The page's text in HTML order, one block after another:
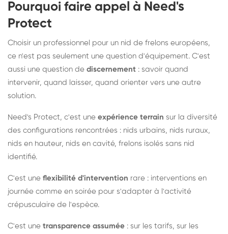
Pourquoi faire appel à Need's
Protect
Choisir un professionnel pour un nid de frelons européens,
ce n'est pas seulement une question d'équipement. C'est
aussi une question de discernement : savoir quand
intervenir, quand laisser, quand orienter vers une autre
solution.
Need's Protect, c'est une expérience terrain sur la diversité
des configurations rencontrées : nids urbains, nids ruraux,
nids en hauteur, nids en cavité, frelons isolés sans nid
identifié.
C'est une flexibilité d'intervention rare : interventions en
journée comme en soirée pour s'adapter à l'activité
crépusculaire de l'espèce.
C'est une transparence assumée : sur les tarifs, sur les